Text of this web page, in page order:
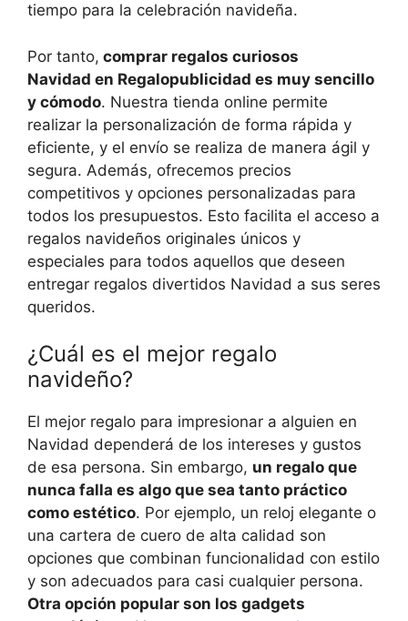
tiempo para la celebración navideña.
Por tanto, comprar regalos curiosos
Navidad en Regalopublicidad es muy sencillo
y cómodo. Nuestra tienda online permite
realizar la personalización de forma rápida y
eficiente, y el envío se realiza de manera ágil y
segura. Además, ofrecemos precios
competitivos y opciones personalizadas para
todos los presupuestos. Esto facilita el acceso a
regalos navideños originales únicos y
especiales para todos aquellos que deseen
entregar regalos divertidos Navidad a sus seres
queridos.
¿Cuál es el mejor regalo
navideño?
El mejor regalo para impresionar a alguien en
Navidad dependerá de los intereses y gustos
de esa persona. Sin embargo, un regalo que
nunca falla es algo que sea tanto práctico
como estético. Por ejemplo, un reloj elegante o
una cartera de cuero de alta calidad son
opciones que combinan funcionalidad con estilo
y son adecuados para casi cualquier persona.
Otra opción popular son los gadgets